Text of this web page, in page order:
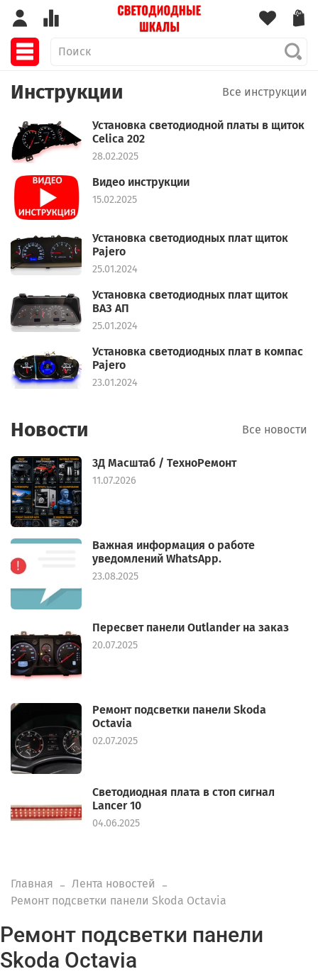
Главная
Лента новостей
Ремонт подсветки панели Skoda Octavia
Ремонт подсветки панели
Skoda Octavia
Инструкции Все инструкции
Установка светодиодной платы в щиток
Celica 202
28.02.2025
Видео инструкции
15.02.2025
Установка светодиодных плат щиток
Pajero
25.01.2024
Установка светодиодных плат щиток
ВАЗ АП
25.01.2024
Установка светодиодных плат в компас
Pajero
23.01.2024
Новости Все новости
3Д Масштаб / ТехноРемонт
11.07.2026
Важная информация о работе
уведомлений WhatsApp.
23.08.2025
Пересвет панели Outlander на заказ
20.07.2025
Ремонт подсветки панели Skoda
Octavia
02.07.2025
Светодиодная плата в стоп сигнал
Lancer 10
04.06.2025